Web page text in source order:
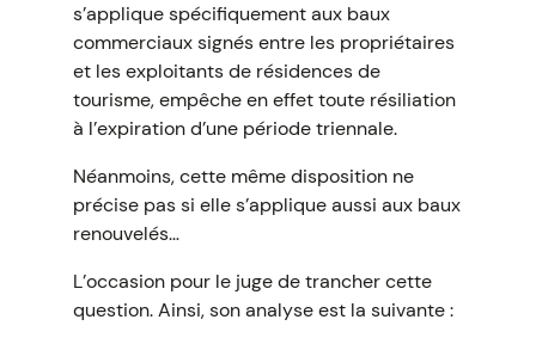
s’applique spécifiquement aux baux
commerciaux signés entre les propriétaires
et les exploitants de résidences de
tourisme, empêche en effet toute résiliation
à l’expiration d’une période triennale.
Néanmoins, cette même disposition ne
précise pas si elle s’applique aussi aux baux
renouvelés…
L’occasion pour le juge de trancher cette
question. Ainsi, son analyse est la suivante :